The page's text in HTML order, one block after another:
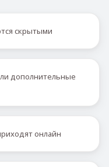
скрытыми
дополнительные
онлайн